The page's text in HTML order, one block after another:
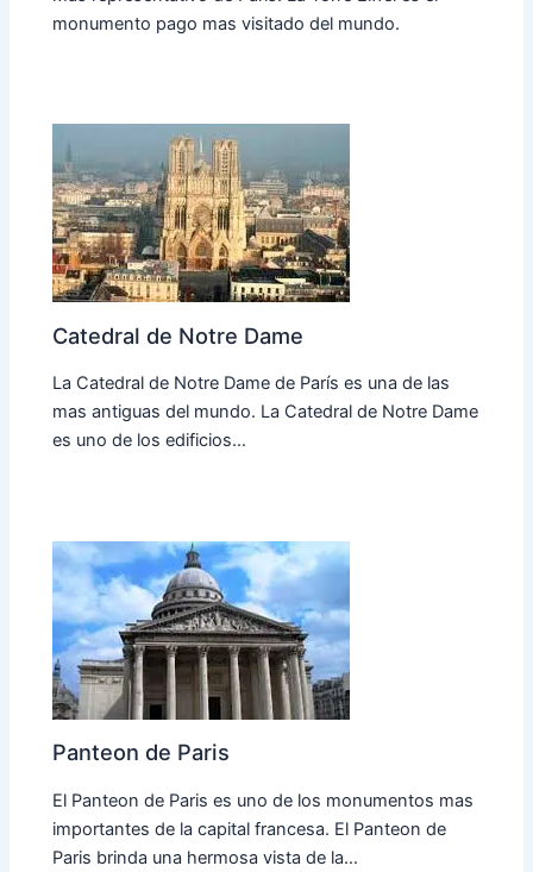
monumento pago mas visitado del mundo.
Catedral de Notre Dame
La Catedral de Notre Dame de París es una de las
mas antiguas del mundo. La Catedral de Notre Dame
es uno de los edificios…
Panteon de Paris
El Panteon de Paris es uno de los monumentos mas
importantes de la capital francesa. El Panteon de
Paris brinda una hermosa vista de la…